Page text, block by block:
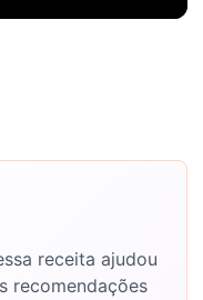
receita ajudou
recomendações